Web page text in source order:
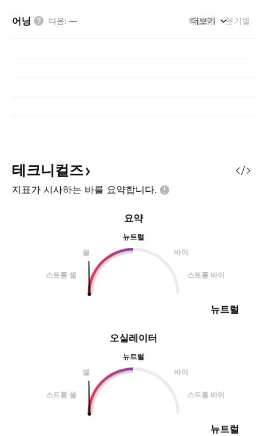
어닝 다음: — 해단위 분기별
더보기
테크니컬즈
지표가 시사하는 바를 요약합니다.
오실레이터
뉴트럴
셀
바이
스트롱 셀 스트롱 바이
뉴트럴
요약
뉴트럴
셀
바이
스트롱 셀 스트롱 바이
뉴트럴